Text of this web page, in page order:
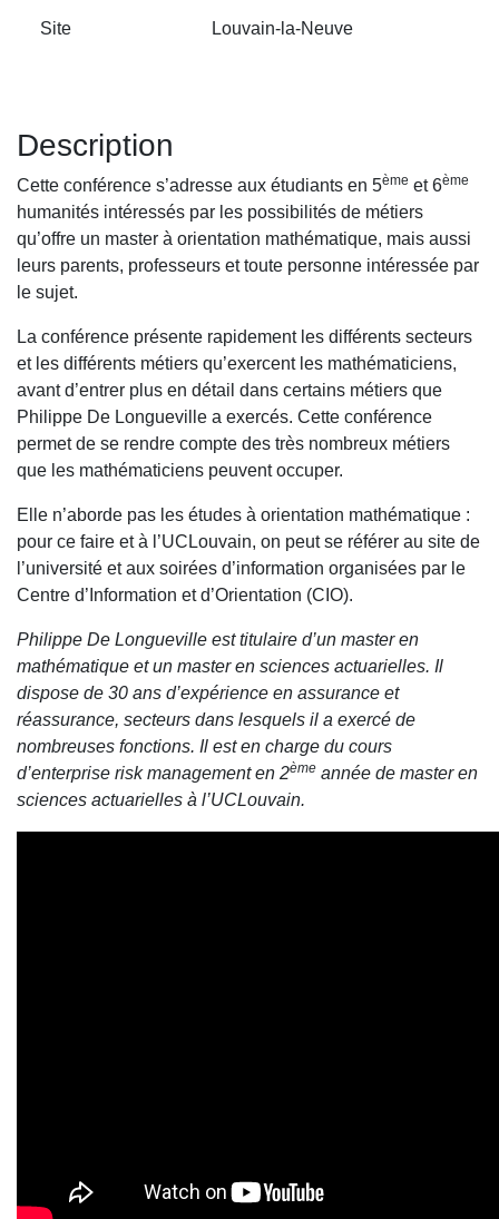
Site Louvain‑la‑Neuve
Description
Cette conférence s’adresse aux étudiants en 5ème et 6ème
humanités intéressés par les possibilités de métiers
qu’offre un master à orientation mathématique, mais aussi
leurs parents, professeurs et toute personne intéressée par
le sujet.
La conférence présente rapidement les différents secteurs
et les différents métiers qu’exercent les mathématiciens,
avant d’entrer plus en détail dans certains métiers que
Philippe De Longueville a exercés. Cette conférence
permet de se rendre compte des très nombreux métiers
que les mathématiciens peuvent occuper.
Elle n’aborde pas les études à orientation mathématique :
pour ce faire et à l’UCLouvain, on peut se référer au site de
l’université et aux soirées d’information organisées par le
Centre d’Information et d’Orientation (CIO).
Philippe De Longueville est titulaire d’un master en
mathématique et un master en sciences actuarielles. Il
dispose de 30 ans d’expérience en assurance et
réassurance, secteurs dans lesquels il a exercé de
nombreuses fonctions. Il est en charge du cours
d’enterprise risk management en 2ème année de master en
sciences actuarielles à l’UCLouvain.